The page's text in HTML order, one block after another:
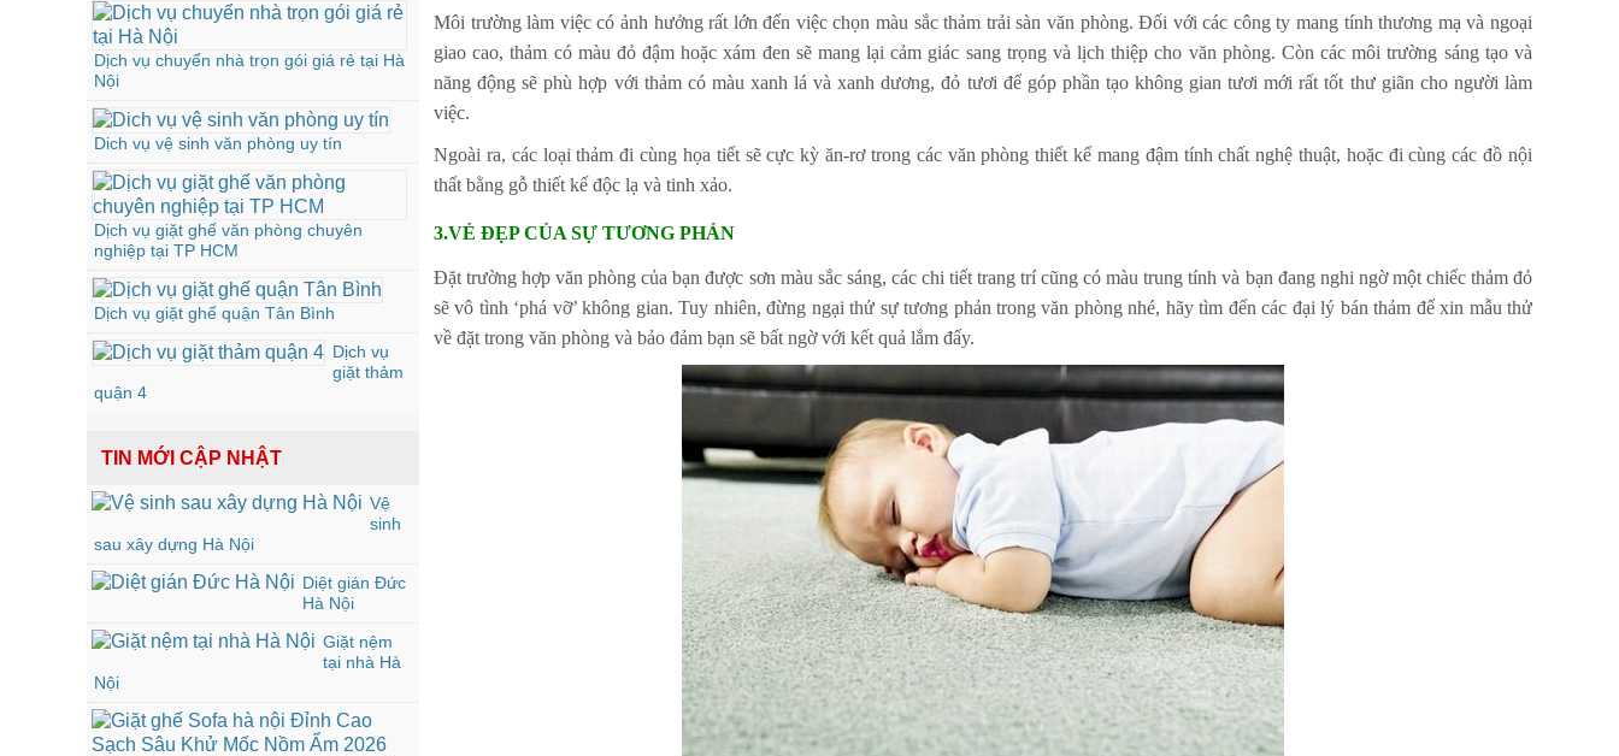
Dịch vụ chuyển nhà trọn gói giá rẻ tại Hà
Nội
Dich vụ vệ sinh văn phòng uy tín
Dịch vụ giặt ghế văn phòng chuyên
nghiệp tại TP HCM
Dịch vụ giặt ghế quận Tân Bình
Dịch vụ
giặt thảm
quận 4
TIN MỚI CẬP NHẬT
Vệ
sinh
sau xây dựng Hà Nội
Diệt gián Đức
Hà Nội
Giặt nệm
tại nhà Hà
Nội
Môi trường làm việc có ảnh hưởng rất lớn đến việc chọn màu sắc thảm trải sàn văn phòng. Đối với các công ty mang tính thương mạ và ngoại
giao cao, thảm có màu đỏ đậm hoặc xám đen sẽ mang lại cảm giác sang trọng và lịch thiệp cho văn phòng. Còn các môi trường sáng tạo và
năng động sẽ phù hợp với thảm có màu xanh lá và xanh dương, đỏ tươi để góp phần tạo không gian tươi mới rất tốt thư giãn cho người làm
việc.
Ngoài ra, các loại thảm đi cùng họa tiết sẽ cực kỳ ăn-rơ trong các văn phòng thiết kế mang đậm tính chất nghệ thuật, hoặc đi cùng các đồ nội
thất bằng gỗ thiết kế độc lạ và tinh xảo.
3.VẺ ĐẸP CỦA SỰ TƯƠNG PHẢN
Đặt trường hợp văn phòng của bạn được sơn màu sắc sáng, các chi tiết trang trí cũng có màu trung tính và bạn đang nghi ngờ một chiếc thảm đỏ
sẽ vô tình ‘phá vỡ’ không gian. Tuy nhiên, đừng ngại thử sự tương phản trong văn phòng nhé, hãy tìm đến các đại lý bán thảm để xin mẫu thử
về đặt trong văn phòng và bảo đảm bạn sẽ bất ngờ với kết quả lắm đấy.